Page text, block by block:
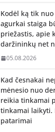
Kodėl ką tik
agurkai staiga
priežastis, apie
daržininkų net
05.08.2026
Kad česnakai
mėnesio nuo
reikia tinkamai
tinkamai laikyti.
patarimai